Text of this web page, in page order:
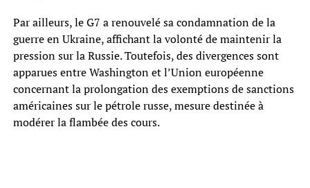
Par ailleurs, le G7 a renouvelé sa condamnation de la
guerre en Ukraine, affichant la volonté de maintenir la
pression sur la Russie. Toutefois, des divergences sont
apparues entre Washington et l’Union européenne
concernant la prolongation des exemptions de sanctions
américaines sur le pétrole russe, mesure destinée à
modérer la flambée des cours.